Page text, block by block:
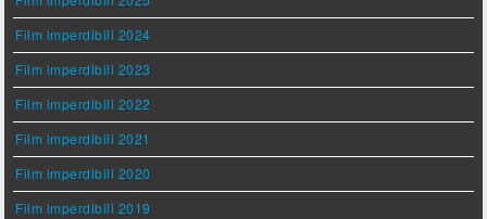
Film imperdibili 2024
Film imperdibili 2023
Film imperdibili 2022
Film imperdibili 2021
Film imperdibili 2020
Film imperdibili 2019